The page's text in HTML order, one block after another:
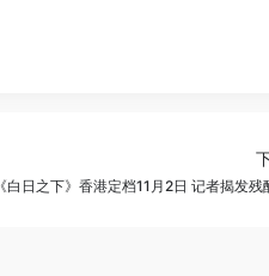
《白日之下》香港定档11月2日 记者揭发残